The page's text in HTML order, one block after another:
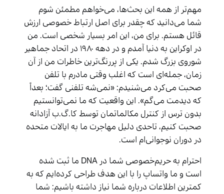
مهم‌تر از همه این بحث‌ها، می‌خواهم مطمئن شوم
شما می‌دانید که چقدر برای اصل ارتباط خصوصی ارزش
قائل هستم. برای من، این امر بسیار شخصی است. من
در اوکراین به دنیا آمدم و در دهه ۱۹۸۰ در اتحاد جماهیر
شوروی بزرگ شدم. یکی از پررنگ‌ترین خاطرات من از آن
زمان، جمله‌ای است که اغلب وقتی مادرم با تلفن
صحبت می‌کرد می‌شنیدم: «نمی‌شه تلفنی گفت؛ بعداً
که دیدمت می‌گم». این واقعیت که ما نمی‌توانستیم
بدون ترس از کنترل مکالماتمان توسط کا.گ.ب آزادانه
صحبت کنیم، تاحدی دلیل مهاجرت ما به ایالات متحده
در دوران نوجوانی‌ام است.
احترام به حریم‌خصوصی شما در DNA ما ثبت شده
است و ما واتساپ را با این هدف طراحی کرده‌ایم که به
کمترین اطلاعات درباره شما نیاز داشته باشیم: شما